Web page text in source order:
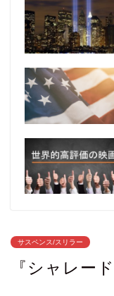
サスペンス/スリラー
『シャレー